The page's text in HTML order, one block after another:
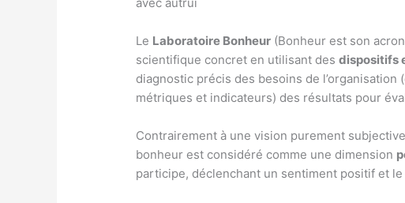
Le Laboratoire Bonheur (Bonheur est son
scientifique concret en utilisant desdispositifs
diagnostic précis des besoins de
métriques et indicateurs) des résultats pour
Contrairement à une vision purement
bonheur est considéré comme une dimension
participe, déclenchant un sentiment positif et le